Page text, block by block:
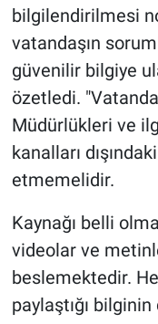
bilgilendirilmesi
vatandaşın
güvenilir bilgiye
özetledi.
Müdürlükleri ve
kanalları
etmemelidir.
Kaynağı belli
videolar ve
beslemektedir.
paylaştığı